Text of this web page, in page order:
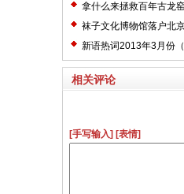
拿什么来拯救百年古龙
袜子文化博物馆落户北
新语热词2013年3月份（
相关评论
[手写输入] [表情]